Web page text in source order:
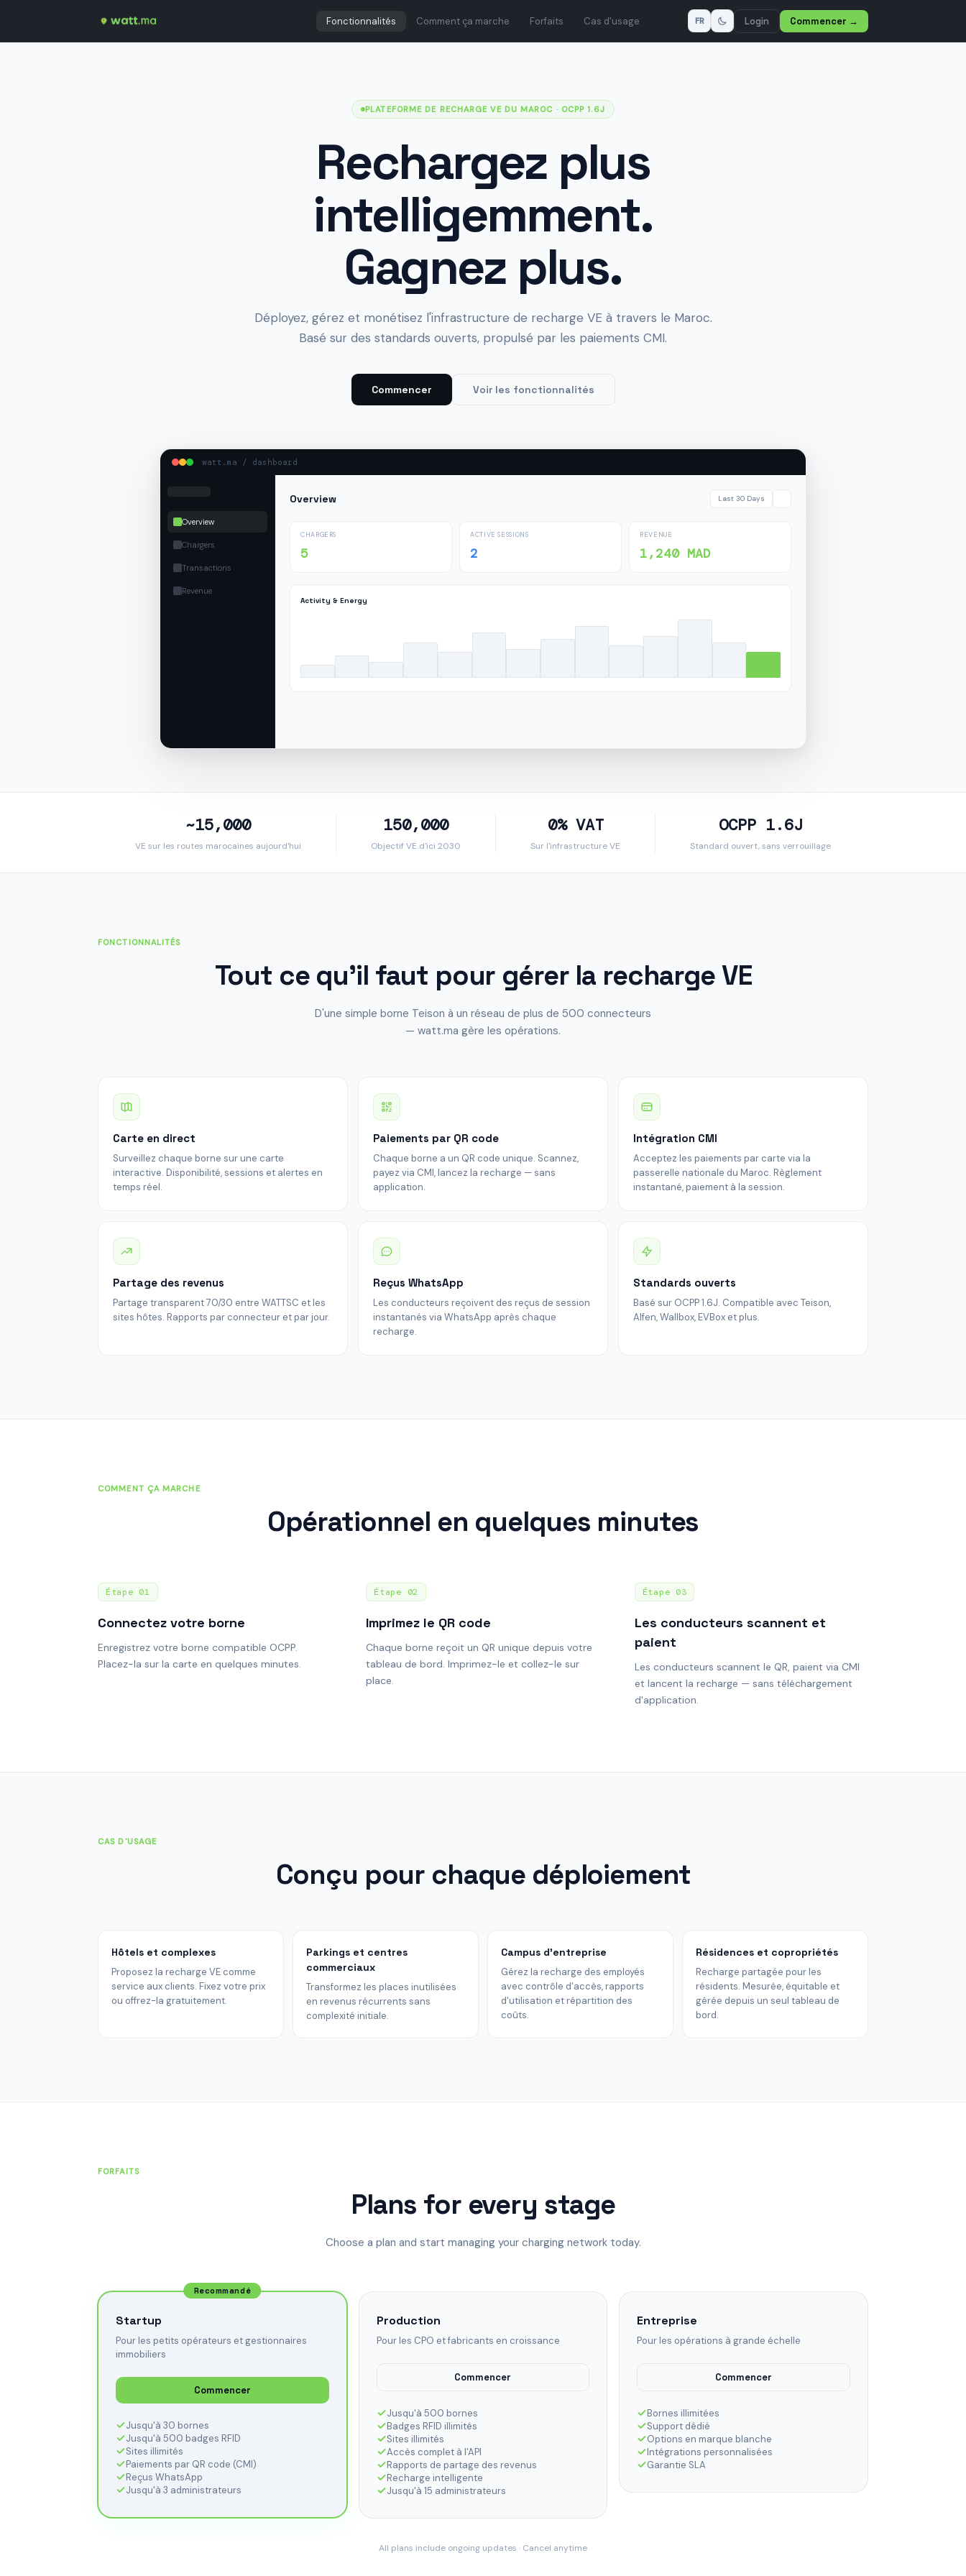
Fonctionnalités Comment ça marche Forfaits Cas d'usage FR Login Commencer →
PLATEFORME DE RECHARGE VE DU MAROC · OCPP 1.6J
Rechargez plus
intelligemment.
Gagnez plus.
Déployez, gérez et monétisez l'infrastructure de recharge VE à travers le Maroc.
Basé sur des standards ouverts, propulsé par les paiements CMI.
Commencer Voir les fonctionnalités
watt.ma / dashboard
Overview
Chargers
Transactions
Revenue
Overview Last 30 Days
CHARGERS
5
ACTIVE SESSIONS
2
REVENUE
1,240 MAD
Activity & Energy
~15,000
VE sur les routes marocaines aujourd'hui
150,000
Objectif VE d'ici 2030
0% VAT
Sur l'infrastructure VE
OCPP 1.6J
Standard ouvert, sans verrouillage
FONCTIONNALITÉS
Tout ce qu'il faut pour gérer la recharge VE
D'une simple borne Teison à un réseau de plus de 500 connecteurs
— watt.ma gère les opérations.
Carte en direct
Surveillez chaque borne sur une carte
interactive. Disponibilité, sessions et alertes en
temps réel.
Paiements par QR code
Chaque borne a un QR code unique. Scannez,
payez via CMI, lancez la recharge — sans
application.
Intégration CMI
Acceptez les paiements par carte via la
passerelle nationale du Maroc. Règlement
instantané, paiement à la session.
Partage des revenus
Partage transparent 70/30 entre WATTSC et les
sites hôtes. Rapports par connecteur et par jour.
Reçus WhatsApp
Les conducteurs reçoivent des reçus de session
instantanés via WhatsApp après chaque
recharge.
Standards ouverts
Basé sur OCPP 1.6J. Compatible avec Teison,
Alfen, Wallbox, EVBox et plus.
COMMENT ÇA MARCHE
Opérationnel en quelques minutes
Étape 01
Connectez votre borne
Enregistrez votre borne compatible OCPP.
Placez-la sur la carte en quelques minutes.
Étape 02
Imprimez le QR code
Chaque borne reçoit un QR unique depuis votre
tableau de bord. Imprimez-le et collez-le sur
place.
Étape 03
Les conducteurs scannent et
paient
Les conducteurs scannent le QR, paient via CMI
et lancent la recharge — sans téléchargement
d'application.
CAS D'USAGE
Conçu pour chaque déploiement
Hôtels et complexes
Proposez la recharge VE comme
service aux clients. Fixez votre prix
ou offrez-la gratuitement.
Parkings et centres
commerciaux
Transformez les places inutilisées
en revenus récurrents sans
complexité initiale.
Campus d'entreprise
Gérez la recharge des employés
avec contrôle d'accès, rapports
d'utilisation et répartition des
coûts.
Résidences et copropriétés
Recharge partagée pour les
résidents. Mesurée, équitable et
gérée depuis un seul tableau de
bord.
FORFAITS
Plans for every stage
Choose a plan and start managing your charging network today.
Recommandé
Startup
Pour les petits opérateurs et gestionnaires
immobiliers
Commencer
Jusqu'à 30 bornes
Jusqu'à 500 badges RFID
Sites illimités
Paiements par QR code (CMI)
Reçus WhatsApp
Jusqu'à 3 administrateurs
Production
Pour les CPO et fabricants en croissance
Commencer
Jusqu'à 500 bornes
Badges RFID illimités
Sites illimités
Accès complet à l'API
Rapports de partage des revenus
Recharge intelligente
Jusqu'à 15 administrateurs
Entreprise
Pour les opérations à grande échelle
Commencer
Bornes illimitées
Support dédié
Options en marque blanche
Intégrations personnalisées
Garantie SLA
All plans include ongoing updates · Cancel anytime